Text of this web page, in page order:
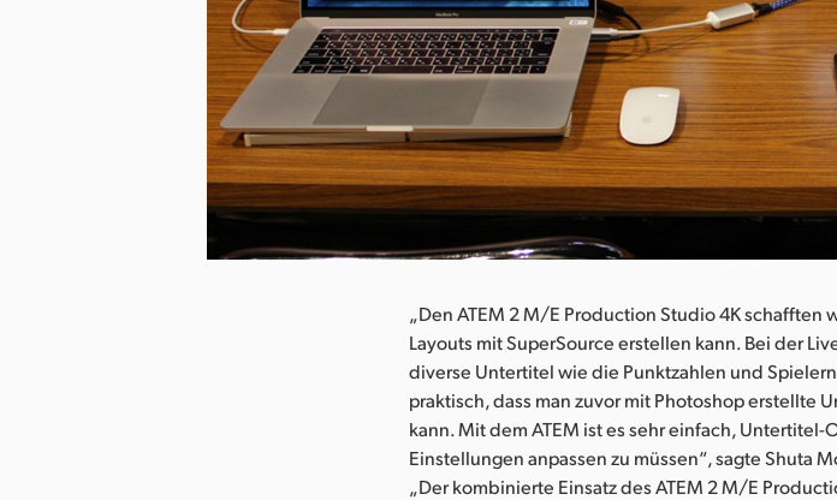
„Den ATEM 2 M/E Production Studio 4K schafften
Layouts mit SuperSource erstellen kann. Bei der
diverse Untertitel wie die Punktzahlen und
praktisch, dass man zuvor mit Photoshop erstellte
kann. Mit dem ATEM ist es sehr einfach,
Einstellungen anpassen zu müssen“, sagte Shuta
„Der kombinierte Einsatz des ATEM 2 M/E